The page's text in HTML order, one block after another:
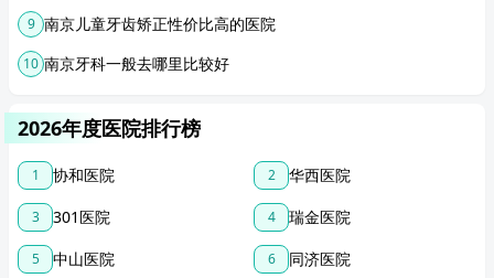
9 南京儿童牙齿矫正性价比高的医院
10 南京牙科一般去哪里比较好
2026年度医院排行榜
1 协和医院 2 华西医院
3 301医院 4 瑞金医院
5 中山医院 6 同济医院